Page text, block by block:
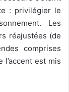
: privilégier le
Les
réajustées (de
comprises
est mis